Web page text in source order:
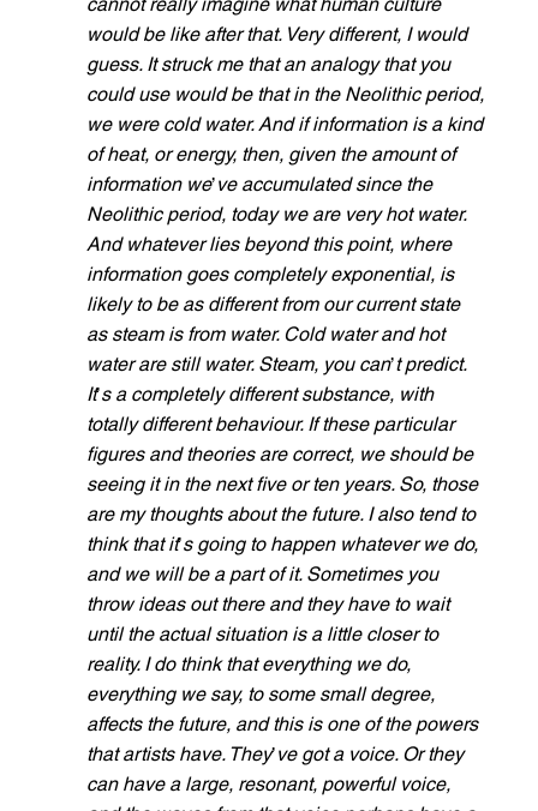
would be like after that. Very different, I would
guess. It struck me that an analogy that you
could use would be that in the Neolithic period,
we were cold water. And if information is a kind
of heat, or energy, then, given the amount of
information we’ve accumulated since the
Neolithic period, today we are very hot water.
And whatever lies beyond this point, where
information goes completely exponential, is
likely to be as different from our current state
as steam is from water. Cold water and hot
water are still water. Steam, you can’t predict.
It’s a completely different substance, with
totally different behaviour. If these particular
figures and theories are correct, we should be
seeing it in the next five or ten years. So, those
are my thoughts about the future. I also tend to
think that it’s going to happen whatever we do,
and we will be a part of it. Sometimes you
throw ideas out there and they have to wait
until the actual situation is a little closer to
reality. I do think that everything we do,
everything we say, to some small degree,
affects the future, and this is one of the powers
that artists have. They’ve got a voice. Or they
can have a large, resonant, powerful voice,